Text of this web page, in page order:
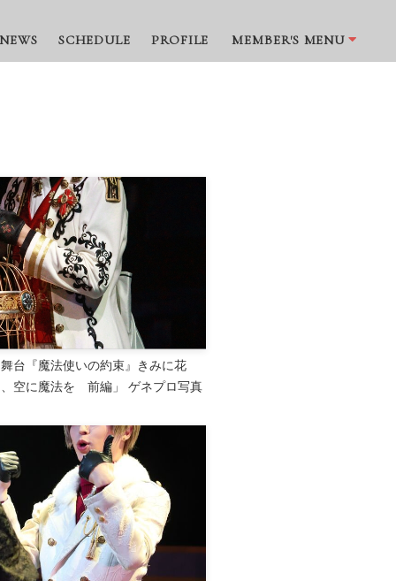
SCHEDULE PROFILE MEMBER'S MENU
台『魔法使いの約束』きみに花
空に魔法を 前編」 ゲネプロ写真